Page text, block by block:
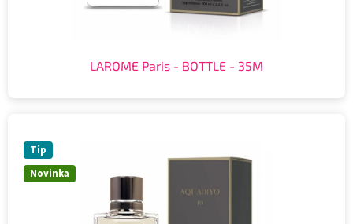
LAROME Paris - BOTTLE - 35M
Novinka
Tip